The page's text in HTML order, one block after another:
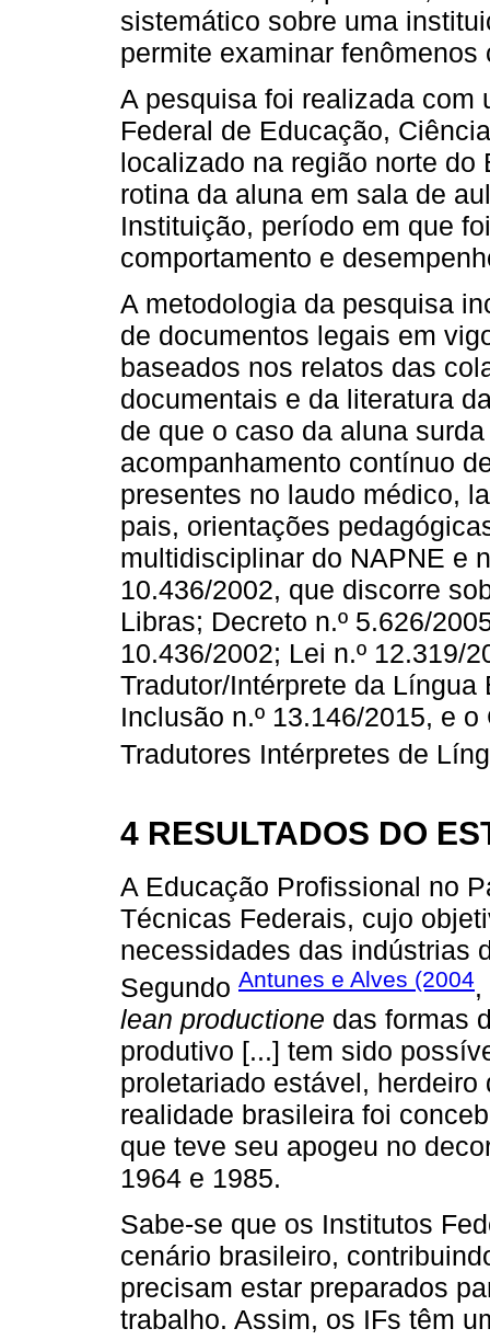
sistemático sobre uma
permite examinar fenômenos
A pesquisa foi realizada com
Federal de Educação,
localizado na região norte do
rotina da aluna em sala de
Instituição, período em que
comportamento e
A metodologia da pesquisa
de documentos legais em
baseados nos relatos das
documentais e da literatura
de que o caso da aluna
acompanhamento contínuo
presentes no laudo médico,
pais, orientações
multidisciplinar do NAPNE e
10.436/2002, que discorre
Libras; Decreto n.º 5.626/
10.436/2002; Lei n.º 12.319/
Tradutor/Intérprete da
Inclusão n.º 13.146/2015, e
Tradutores Intérpretes de
4 RESULTADOS DO
A Educação Profissional no
Técnicas Federais, cujo
necessidades das indústrias
Segundo Antunes e Alves (2004,
lean productione das formas
produtivo [...] tem sido
proletariado estável,
realidade brasileira foi
que teve seu apogeu no
1964 e 1985.
Sabe-se que os Institutos
cenário brasileiro,
precisam estar preparados
trabalho. Assim, os IFs têm